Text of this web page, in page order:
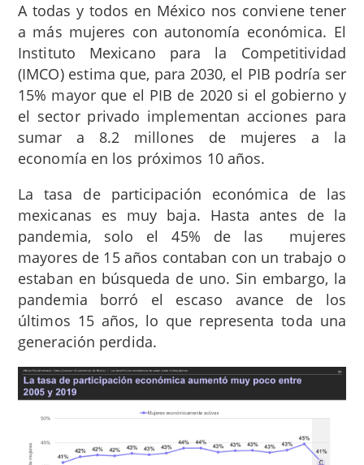
A todas y todos en México nos conviene tener
a más mujeres con autonomía económica. El
Instituto Mexicano para la Competitividad
(IMCO) estima que, para 2030, el PIB podría ser
15% mayor que el PIB de 2020 si el gobierno y
el sector privado implementan acciones para
sumar a 8.2 millones de mujeres a la
economía en los próximos 10 años.
La tasa de participación económica de las
mexicanas es muy baja. Hasta antes de la
pandemia, solo el 45% de las mujeres
mayores de 15 años contaban con un trabajo o
estaban en búsqueda de uno. Sin embargo, la
pandemia borró el escaso avance de los
últimos 15 años, lo que representa toda una
generación perdida.